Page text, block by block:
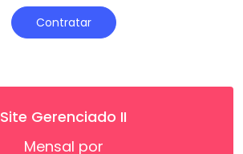
Contratar
Site Gerenciado II
Mensal por